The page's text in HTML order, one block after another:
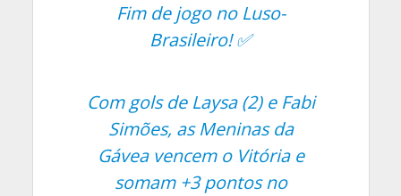
Fim de jogo no Luso-
Brasileiro! ✅
Com gols de Laysa (2) e Fabi
Simões, as Meninas da
Gávea vencem o Vitória e
somam +3 pontos no